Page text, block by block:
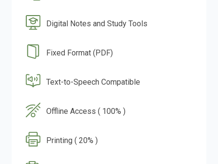
Digital Notes and Study Tools
Fixed Format (PDF)
Text-to-Speech Compatible
Offline Access ( 100% )
Printing ( 20% )